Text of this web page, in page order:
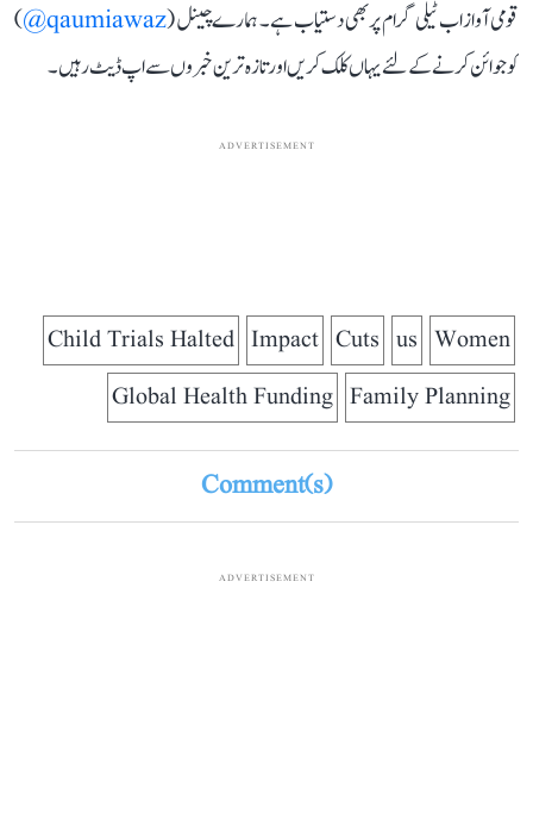
قومی آواز اب ٹیلی گرام پر بھی دستیاب ہے۔ ہمارے چینل (qaumiawaz@
)
کو جوائن کرنے کے لئے یہاں کلک کریں اور تازہ ترین خبروں سے اپ ڈیٹ رہیں۔
ADVERTISEMENT
Women
us
Cuts
Impact
Child Trials Halted
Family Planning
Global Health Funding
Comment(s)
ADVERTISEMENT